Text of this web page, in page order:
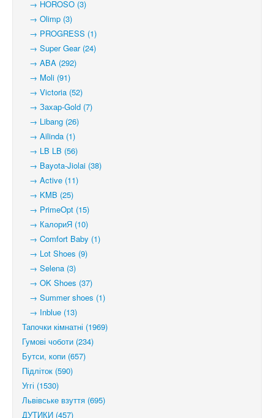
→ HOROSO (3)
→ Olimp (3)
→ PROGRESS (1)
→ Super Gear (24)
→ ABA (292)
→ Moli (91)
→ Victoria (52)
→ Захар-Gold (7)
→ Libang (26)
→ Ailinda (1)
→ LB LB (56)
→ Bayota-Jiolai (38)
→ Active (11)
→ KMB (25)
→ PrimeOpt (15)
→ КалориЯ (10)
→ Comfort Baby (1)
→ Lot Shoes (9)
→ Selena (3)
→ OK Shoes (37)
→ Summer shoes (1)
→ Inblue (13)
Тапочки кімнатні (1969)
Гумові чоботи (234)
Бутси, копи (657)
Підліток (590)
Уггі (1530)
Львівське взуття (695)
ДУТИКИ (457)